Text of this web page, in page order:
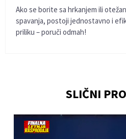
Ako se borite sa hrkanjem ili
spavanja, postoji jednostavno i
priliku – poruči odmah!
Poruka
SLIČNI